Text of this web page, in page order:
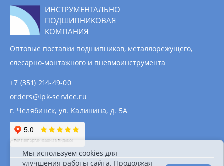
ИНСТРУМЕНТАЛЬНО
ПОДШИПНИКОВАЯ
КОМПАНИЯ
Оптовые поставки подшипников, металлорежущего,
слесарно-монтажного и пневмоинструмента
+7 (351) 214-49-00
orders@ipk-service.ru
г. Челябинск, ул. Калинина, д. 5А
Мы используем cookies для
улучшения работы сайта. Продолжая